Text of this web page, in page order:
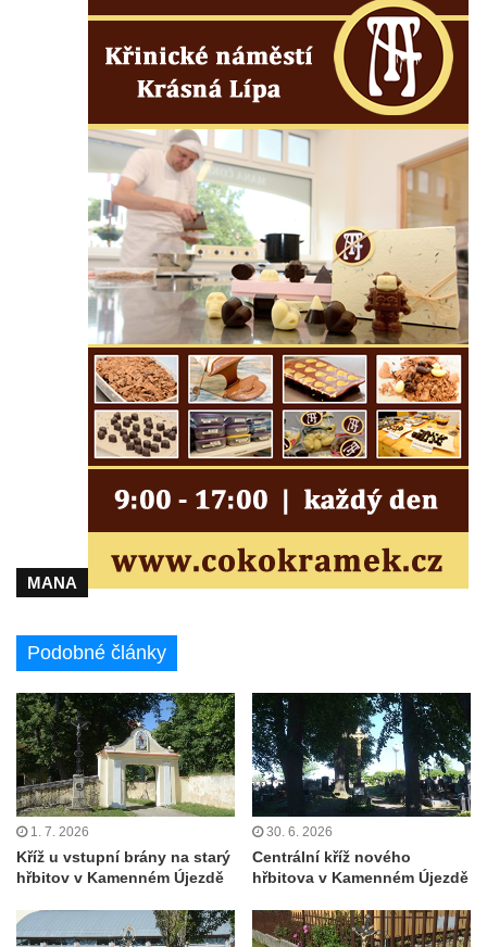
Strání
Kříž u severní zdi kostela Nalezení svatého
Kříže ve Frýdlantu
Frýdlantu
Centrální kříž hřbitova ve Sloupu v Čechách
Kříž u koryta náhonu na Chřibské Kamenici
Kříž na Strážném vrchu v Rumburku
Kříž poblíž Ovčího mostu u Tisové
Kříž u kaple svatých Cyrila a Metoděje v
Kunraticích u Šluknova
Kříž na zahradě u domu ev. č. 11 v
Kunraticích u Šluknova
Kříž naproti domu čp. 34 v Kunraticích u
Šluknova
Kříž u polní cesty mezi Šluknovem a
Školní kříž u polní cesty nad Lipovou ulicí v
Rychnově u Jablonce nad Nisou
Rychnově u Jablonce nad Nisou
svatého Václava v Rychnově u Jablonce
nad Nisou
Misijní kříž na kostele svatého Václava v
Rychnově u Jablonce nad Nisou
Kříž u domu čp. 23 v Pulečném
Kříž u rozcestí u domu čp. 53 v Maršovicích
Boží muka v zámeckém parku Dolního
MANA
Podobné články
1. 7. 2026
Kříž u vstupní brány na starý
hřbitov v Kamenném Újezdě
30. 6. 2026
Centrální kříž nového
hřbitova v Kamenném Újezdě